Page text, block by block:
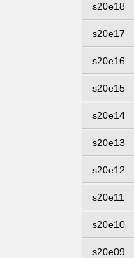
s20e18
s20e17
s20e16
s20e15
s20e14
s20e13
s20e12
s20e11
s20e10
s20e09